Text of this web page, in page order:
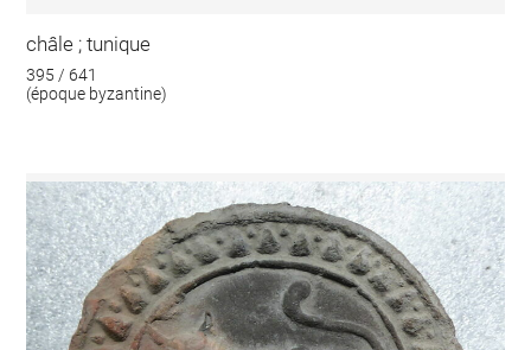
châle ; tunique
395 / 641
(époque byzantine)